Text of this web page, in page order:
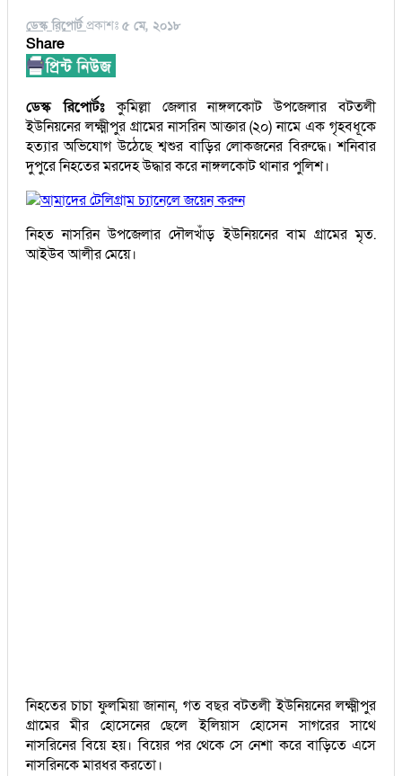
ডেস্ক রিপোর্ট প্রকাশঃ ৫ মে, ২০১৮
Share
ডেস্ক রিপোর্টঃকুমিল্লা জেলার নাঙ্গলকোট উপজেলার বটতলী
ইউনিয়নের লক্ষ্মীপুর গ্রামের নাসরিন আক্তার (২০) নামে এক গৃহবধূকে
হত্যার অভিযোগ উঠেছে শ্বশুর বাড়ির লোকজনের বিরুদ্ধে। শনিবার
দুপুরে নিহতের মরদেহ উদ্ধার করে নাঙ্গলকোট থানার পুলিশ।
আমাদের টেলিগ্রাম চ্যানেলে জয়েন করুন
নিহত নাসরিন উপজেলার দৌলখাঁড় ইউনিয়নের বাম গ্রামের মৃত.
আইউব আলীর মেয়ে।
নিহতের চাচা ফুলমিয়া জানান, গত বছর বটতলী ইউনিয়নের লক্ষ্মীপুর
গ্রামের মীর হোসেনের ছেলে ইলিয়াস হোসেন সাগরের সাথে
নাসরিনের বিয়ে হয়। বিয়ের পর থেকে সে নেশা করে বাড়িতে এসে
নাসরিনকে মারধর করতো।